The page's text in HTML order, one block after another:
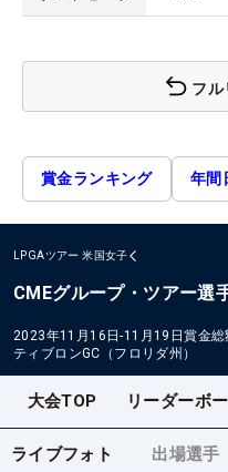
フル
賞金ランキング 年間
LPGAツアー 米国女子
CMEグループ・ツアー選
2023年11月16日-11月19日賞金総
ティブロンGC（フロリダ州）
大会TOP リーダーボ
ライブフォト 出場選手